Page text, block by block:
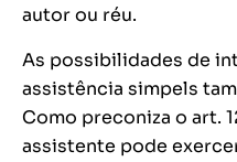
autor ou réu.
As possibilidades de
assistência simpels
Como preconiza o art.
assistente pode